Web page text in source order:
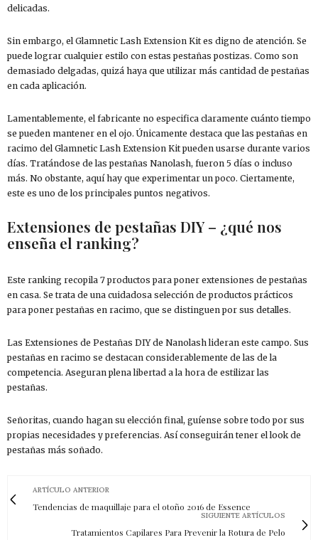
delicadas.
Sin embargo, el Glamnetic Lash Extension Kit es digno de atención. Se
puede lograr cualquier estilo con estas pestañas postizas. Como son
demasiado delgadas, quizá haya que utilizar más cantidad de pestañas
en cada aplicación.
Lamentablemente, el fabricante no especifica claramente cuánto tiempo
se pueden mantener en el ojo. Únicamente destaca que las pestañas en
racimo del Glamnetic Lash Extension Kit pueden usarse durante varios
días. Tratándose de las pestañas Nanolash, fueron 5 días o incluso
más. No obstante, aquí hay que experimentar un poco. Ciertamente,
este es uno de los principales puntos negativos.
Extensiones de pestañas DIY – ¿qué nos
enseña el ranking?
Este ranking recopila 7 productos para poner extensiones de pestañas
en casa. Se trata de una cuidadosa selección de productos prácticos
para poner pestañas en racimo, que se distinguen por sus detalles.
Las Extensiones de Pestañas DIY de Nanolash lideran este campo. Sus
pestañas en racimo se destacan considerablemente de las de la
competencia. Aseguran plena libertad a la hora de estilizar las
pestañas.
Señoritas, cuando hagan su elección final, guíense sobre todo por sus
propias necesidades y preferencias. Así conseguirán tener el look de
pestañas más soñado.
ARTÍCULO ANTERIOR
Tendencias de maquillaje para el otoño 2016 de Essence
SIGUIENTE ARTÍCULOS
Tratamientos Capilares Para Prevenir la Rotura de Pelo